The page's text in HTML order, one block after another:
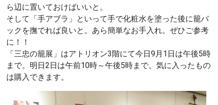
ら辺に置いておけばいいと。
そして「手アブラ」といって手で化粧水を塗った後に籠バ
ックを撫でれば良いと。あら簡単なお手入れ。ぜひご参考
に！！
「三忠の籠展」はアトリオン3階にて今日9月1日は午後5時
まで。明日2日は午前10時～午後5時まで。気に入ったもの
は購入できます。